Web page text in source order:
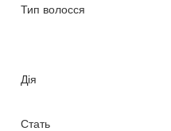
Тип волосся
Дія
Стать